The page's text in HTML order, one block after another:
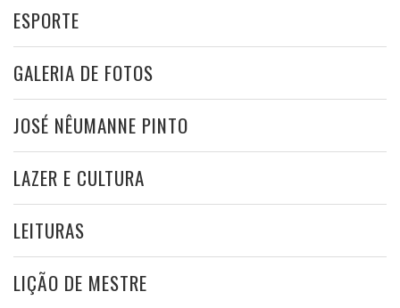
ESPORTE
GALERIA DE FOTOS
JOSÉ NÊUMANNE PINTO
LAZER E CULTURA
LEITURAS
LIÇÃO DE MESTRE